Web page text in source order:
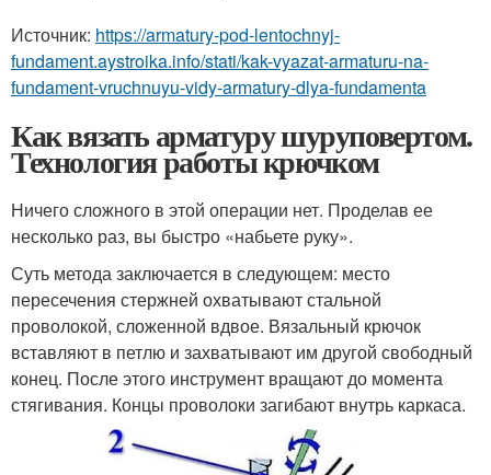
Источник: https://armatury-pod-lentochnyj-
fundament.aystroika.info/stati/kak-vyazat-armaturu-na-
fundament-vruchnuyu-vidy-armatury-dlya-fundamenta
Как вязать арматуру шуруповертом.
Технология работы крючком
Ничего сложного в этой операции нет. Проделав ее
несколько раз, вы быстро «набьете руку».
Суть метода заключается в следующем: место
пересечения стержней охватывают стальной
проволокой, сложенной вдвое. Вязальный крючок
вставляют в петлю и захватывают им другой свободный
конец. После этого инструмент вращают до момента
стягивания. Концы проволоки загибают внутрь каркаса.